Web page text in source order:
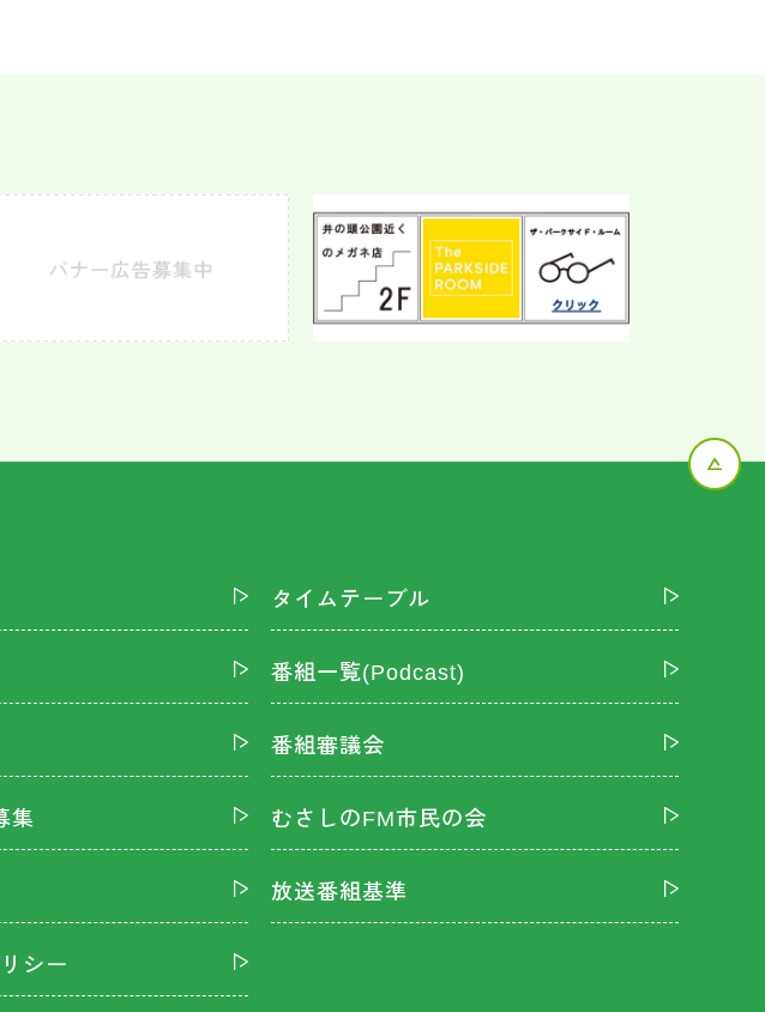
タイムテーブル
番組一覧(Podcast)
番組審議会
集 むさしのFM市民の会
放送番組基準
シー